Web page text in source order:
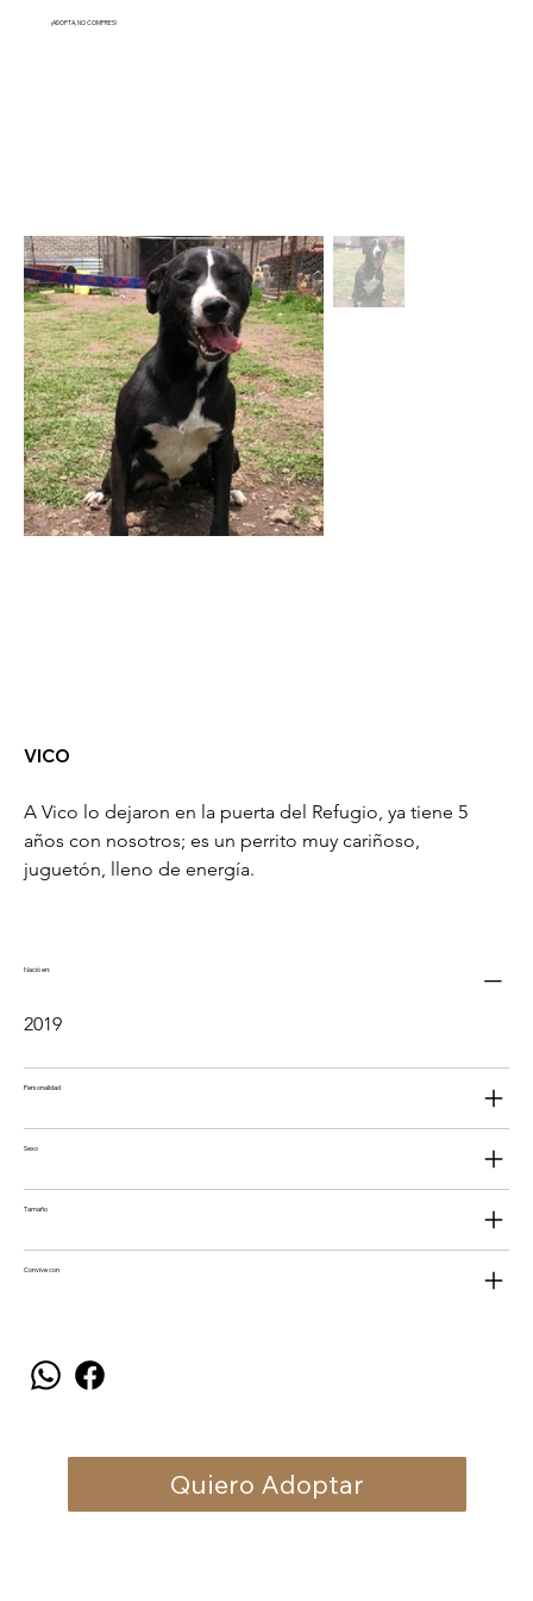
¡ADOPTA, NO COMPRES!
VICO
A Vico lo dejaron en la puerta del Refugio, ya tiene 5
años con nosotros; es un perrito muy cariñoso,
juguetón, lleno de energía.
Nació en:
2019
Personalidad
Sexo
Tamaño
Convive con
Quiero Adoptar